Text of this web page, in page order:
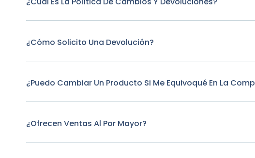
¿Cómo Solicito Una Devolución?
¿Puedo Cambiar Un Producto Si Me Equivoqué En La
¿Ofrecen Ventas Al Por Mayor?